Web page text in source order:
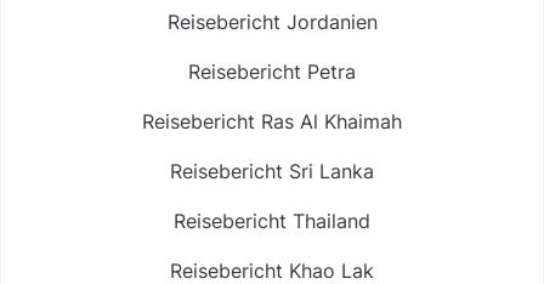
Reisebericht Jordanien
Reisebericht Petra
Reisebericht Ras Al Khaimah
Reisebericht Sri Lanka
Reisebericht Thailand
Reisebericht Khao Lak